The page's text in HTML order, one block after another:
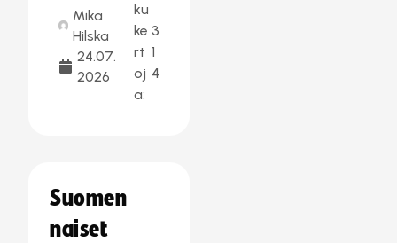
Mika
Hilska
24.07.
2026
ku
ke
rt
oj
a:
3
1
4
Suomen
naiset